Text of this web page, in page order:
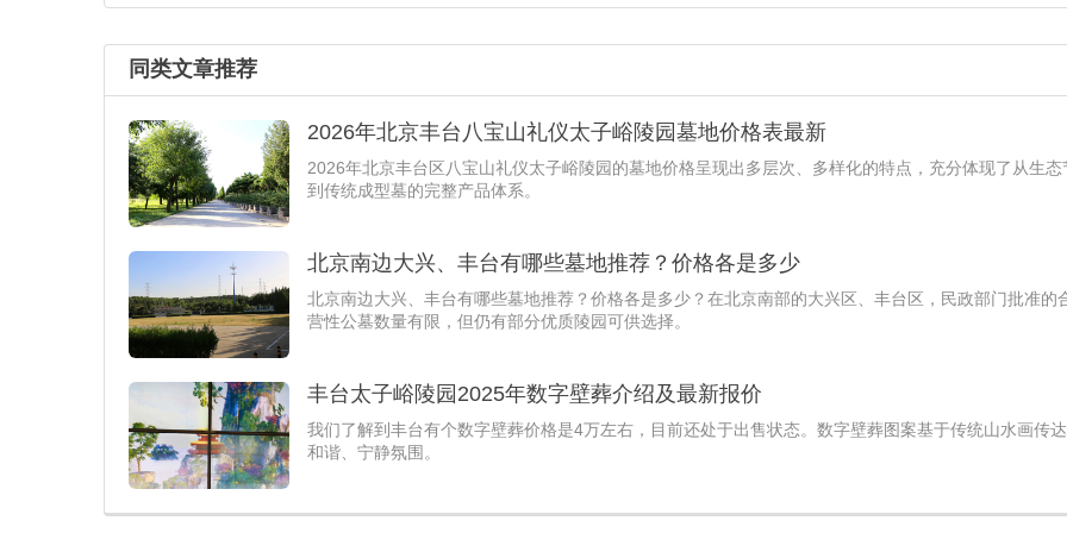
同类文章推荐
2026年北京丰台八宝山礼仪太子峪陵园墓地价格表最新
2026年北京丰台区八宝山礼仪太子峪陵园的墓地价格呈现出多层次、多样化的特点，充分体现了从生态
到传统成型墓的完整产品体系。
北京南边大兴、丰台有哪些墓地推荐？价格各是多少
北京南边大兴、丰台有哪些墓地推荐？价格各是多少？在北京南部的大兴区、丰台区，民政部门批准的
营性公墓数量有限，但仍有部分优质陵园可供选择。
丰台太子峪陵园2025年数字壁葬介绍及最新报价
我们了解到丰台有个数字壁葬价格是4万左右，目前还处于出售状态。数字壁葬图案基于传统山水画传
和谐、宁静氛围。